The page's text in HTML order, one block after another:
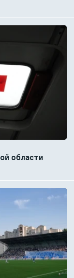
области